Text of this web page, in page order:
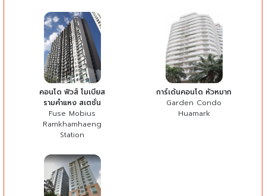
คอนโด ฟิวส์ โมเบียส
รามคำแหง สเตชั่น
Fuse Mobius
Ramkhamhaeng
Station
การ์เด้นคอนโด หัวหมาก
Garden Condo
Huamark